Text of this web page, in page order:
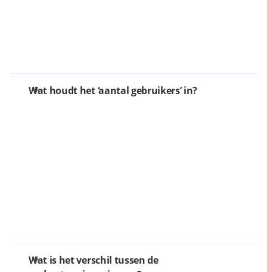
Wat houdt het ‘aantal gebruikers’ in?
Wat is het verschil tussen de